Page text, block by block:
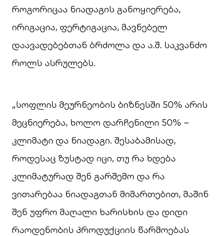
როგორიცაა ნიადაგის განოყიერება,
ირიგაცია, ფერტიგაცია, მავნებელ
დაავადებებთან ბრძოლა და ა.შ. საკვანძო
როლს ასრულებს.
„სოფლის მეურნეობის ბიზნესში 50% არის
მეცნიერება, ხოლო დარჩენილი 50% –
კლიმატი და ნიადაგი. შესაბამისად,
როდესაც ზუსტად იცი, თუ რა ხდება
კლიმატურად შენ გარშემო და რა
ვითარებაა ნიადაგთან მიმართებით, მაშინ
შენ უფრო მაღალი ხარისხის და დიდი
რაოდენობის პროდუქციის წარმოებას